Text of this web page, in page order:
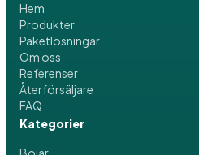
Hem
Produkter
Paketlösningar
Om oss
Referenser
Återförsäljare
FAQ
Kategorier